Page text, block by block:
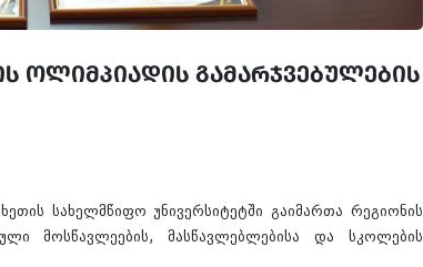
ოლიმპიადის გამარჯვებულების
სახელმწიფო უნივერსიტეტში გაიმართა რეგიონის
მოსწავლეების, მასწავლებლებისა და სკოლების